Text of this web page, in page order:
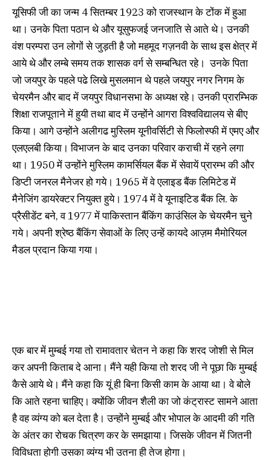
यूसिफी जी का जन्म 4 सितम्बर 1923 को राजस्थान के टोंक में हुआ
था। उनके पिता पठान थे और यूसुफजई जनजाति से आते थे। उनकी
वंश परम्परा उन लोगों से जुड़ती है जो महमूद गज़नवी के साथ इस क्षेत्र में
आये थे और लम्बे समय तक शासक वर्ग से सम्बन्धित रहे। उनके पिता
जो जयपुर के पहले पढे लिखे मुसलमान थे पहले जयपुर नगर निगम के
चेयरमैन और बाद में जयपुर विधानसभा के अध्यक्ष रहे। उनकी प्रारम्भिक
शिक्षा राजपूताने में हुयी तथा बाद में उन्होंने आगरा विश्वविद्यालय से बीए
किया। आगे उन्होंने अलीगढ मुस्लिम यूनीवर्सिटी से फिलोस्फी में एमए और
एलएलबी किया। विभाजन के बाद उनका परिवार कराची में रहने लगा
था। 1950 में उन्होंने मुस्लिम कामर्सियल बैंक में सेवायें प्रारम्भ की और
डिप्टी जनरल मैनेजर हो गये। 1965 में वे एलाइड बैंक लिमिटेड में
मैनेजिंग डायरेक्टर नियुक्त हुये। 1974 में वे यूनाइटिड बैंक लि. के
प्रैसीडेंट बने, व 1977 में पाकिस्तान बैंकिंग काउंसिल के चेयरमैन चुने
गये। अपनी श्रेष्ठ बैंकिंग सेवाओं के लिए उन्हें कायदे आज़म मैमोरियल
मैडल प्रदान किया गया।
एक बार में मुम्बई गया तो रामावतार चेतन ने कहा कि शरद जोशी से मिल
कर अपनी किताब दे आना। मैंने यही किया तो शरद जी ने पूछा कि मुम्बई
कैसे आये थे। मैंने कहा कि यूं ही बिना किसी काम के आया था। वे बोले
कि आते रहना चाहिए। क्योंकि जीवन शैली का जो कंट्रास्ट सामने आता
है वह व्यंग्य को बल देता है। उन्होंने मुम्बई और भोपाल के आदमी की गति
के अंतर का रोचक चित्रण कर के समझाया। जिसके जीवन में जितनी
विविधता होगी उसका व्यंग्य भी उतना ही तेज होगा।